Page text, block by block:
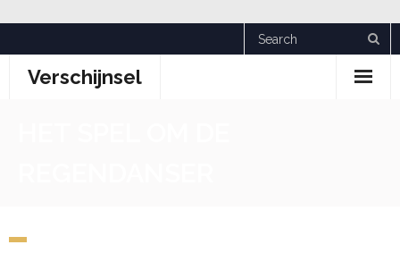
to
contentVerschijnsel